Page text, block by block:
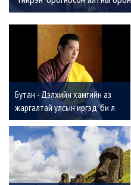
Бутан - Дэлхийн хамгийн аз
жаргалтай улсын иргэд 'би л
болж байвал болоо' гэж
боддоггүй